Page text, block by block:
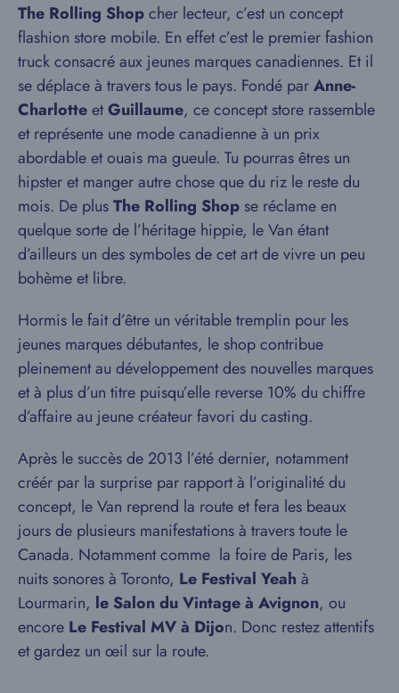
The Rolling Shopcher lecteur, c’est un concept
flashion store mobile. En effet c’est le premier fashion
truck consacré aux jeunes marques canadiennes. Et il
se déplace à travers tous le pays. Fondé parAnne-
CharlotteetGuillaume, ce concept store rassemble
et représente une mode canadienne à un prix
abordable et ouais ma gueule. Tu pourras êtres un
hipster et manger autre chose que du riz le reste du
mois. De plusThe Rolling Shop se réclame en
quelque sorte de l’héritage hippie, le Van étant
d’ailleurs un des symboles de cet art de vivre un peu
bohème et libre.
Hormis le fait d’être un véritable tremplin pour les
jeunes marques débutantes, le shop contribue
pleinement au développement des nouvelles marques
et à plus d’un titre puisqu’elle reverse 10% du chiffre
d’affaire au jeune créateur favori du casting.
Après le succès de 2013 l’été dernier, notamment
créér par la surprise par rapport à l’originalité du
concept, le Van reprend la route et fera les beaux
jours de plusieurs manifestations à travers toute le
Canada. Notamment comme la foire de Paris, les
nuits sonores à Toronto, Le Festival Yeah à
Lourmarin, le Salon du Vintage à Avignon, ou
encore Le Festival MV à Dijon. Donc restez attentifs
et gardez un œil sur la route.